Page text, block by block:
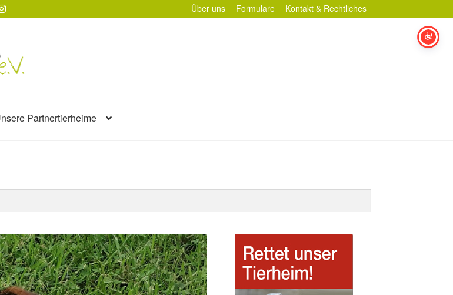
Über uns Formulare Kontakt & Rechtliches
Partnertierheime